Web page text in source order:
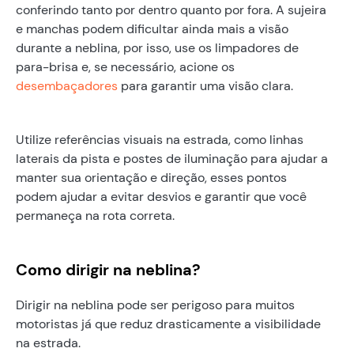
conferindo tanto por dentro quanto por fora. A sujeira
e manchas podem dificultar ainda mais a visão
durante a neblina, por isso, use os limpadores de
para-brisa e, se necessário, acione os
desembaçadores para garantir uma visão clara.
Utilize referências visuais na estrada, como linhas
laterais da pista e postes de iluminação para ajudar a
manter sua orientação e direção, esses pontos
podem ajudar a evitar desvios e garantir que você
permaneça na rota correta.
Como dirigir na neblina?
Dirigir na neblina pode ser perigoso para muitos
motoristas já que reduz drasticamente a visibilidade
na estrada.